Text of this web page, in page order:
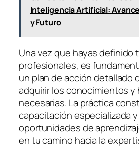
Inteligencia Artificial:
y Futuro
Una vez que hayas definido
profesionales, es
un plan de acción detallado
adquirir los conocimientos y
necesarias. La práctica
capacitación especializada
oportunidades de
en tu camino hacia la